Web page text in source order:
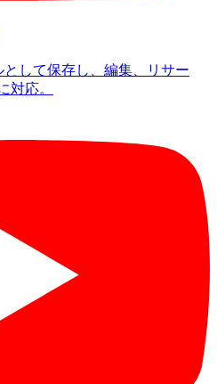
として保存し、編集、リサー
対応。